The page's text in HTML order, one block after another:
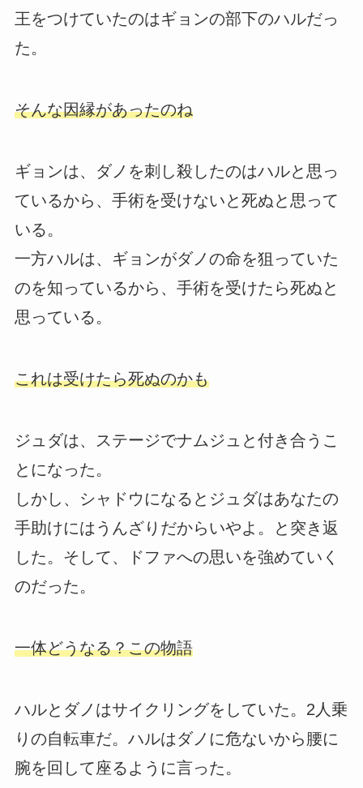
王をつけていたのはギョンの部下のハルだっ
た。
そんな因縁があったのね
ギョンは、ダノを刺し殺したのはハルと思っ
ているから、手術を受けないと死ぬと思って
いる。
一方ハルは、ギョンがダノの命を狙っていた
のを知っているから、手術を受けたら死ぬと
思っている。
これは受けたら死ぬのかも
ジュダは、ステージでナムジュと付き合うこ
とになった。
しかし、シャドウになるとジュダはあなたの
手助けにはうんざりだからいやよ。と突き返
した。そして、ドファへの思いを強めていく
のだった。
一体どうなる？この物語
ハルとダノはサイクリングをしていた。2人乗
りの自転車だ。ハルはダノに危ないから腰に
腕を回して座るように言った。